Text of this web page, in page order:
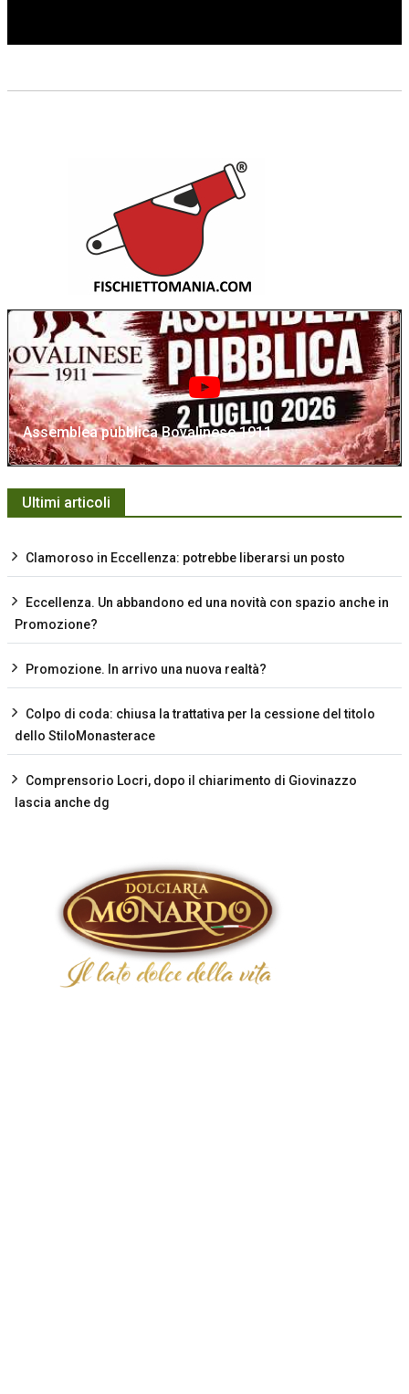
Assemblea pubblica Bovalinese 1911
Ultimi articoli
Clamoroso in Eccellenza: potrebbe liberarsi un posto
Eccellenza. Un abbandono ed una novità con spazio anche in
Promozione?
Promozione. In arrivo una nuova realtà?
Colpo di coda: chiusa la trattativa per la cessione del titolo
dello StiloMonasterace
Comprensorio Locri, dopo il chiarimento di Giovinazzo
lascia anche dg